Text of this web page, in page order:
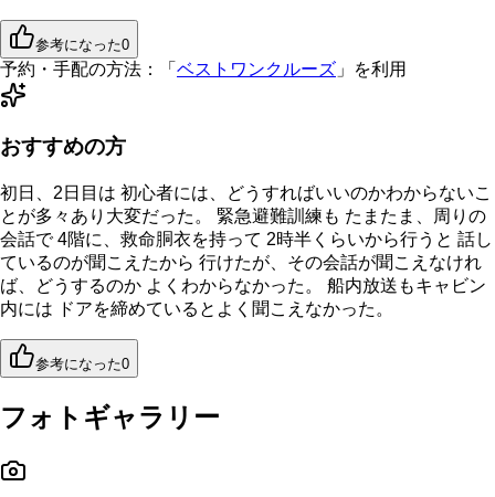
参考になった0
予約・手配の方法： 「 ベストワンクルーズ 」を利用
おすすめの方
初日、2日目は 初心者には、どうすればいいのかわからないこ
とが多々あり大変だった。 緊急避難訓練も たまたま、周りの
会話で 4階に、救命胴衣を持って 2時半くらいから行うと 話し
ているのが聞こえたから 行けたが、その会話が聞こえなけれ
ば、どうするのか よくわからなかった。 船内放送もキャビン
内には ドアを締めているとよく聞こえなかった。
参考になった0
フォトギャラリー